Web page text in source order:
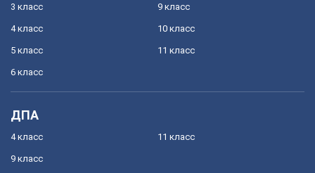
3 класс
4 класс
5 класс
6 класс
9 класс
10 класс
11 класс
ДПА
4 класс
9 класс
11 класс